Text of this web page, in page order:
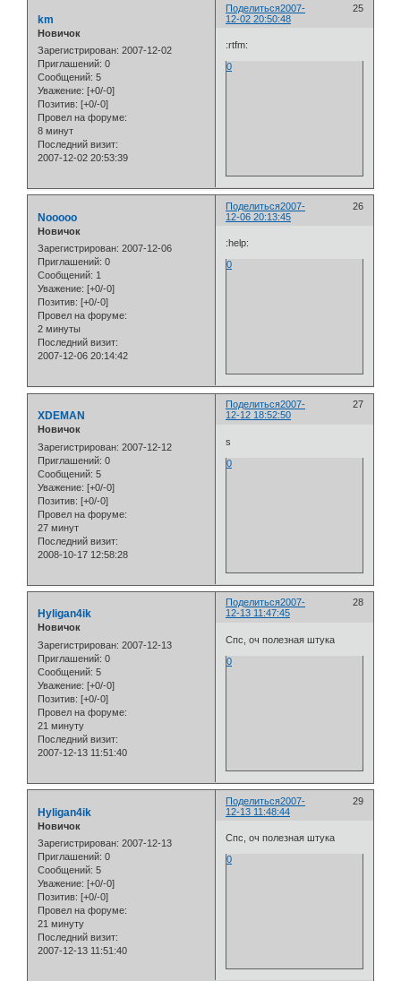
Поделиться 25
2007-
12-02 20:50:48
km
Новичок
Зарегистрирован: 2007-12-02
Приглашений: 0
Сообщений: 5
Уважение: [+0/-0]
Позитив: [+0/-0]
Провел на форуме:
8 минут
Последний визит:
2007-12-02 20:53:39
:rtfm:
0
Поделиться 26
2007-
12-06 20:13:45
Nooooo
Новичок
Зарегистрирован: 2007-12-06
Приглашений: 0
Сообщений: 1
Уважение: [+0/-0]
Позитив: [+0/-0]
Провел на форуме:
2 минуты
Последний визит:
2007-12-06 20:14:42
:help:
0
Поделиться 27
2007-
12-12 18:52:50
XDEMAN
Новичок
Зарегистрирован: 2007-12-12
Приглашений: 0
Сообщений: 5
Уважение: [+0/-0]
Позитив: [+0/-0]
Провел на форуме:
27 минут
Последний визит:
2008-10-17 12:58:28
s
0
Поделиться 28
2007-
12-13 11:47:45
Hyligan4ik
Новичок
Зарегистрирован: 2007-12-13
Приглашений: 0
Сообщений: 5
Уважение: [+0/-0]
Позитив: [+0/-0]
Провел на форуме:
21 минуту
Последний визит:
2007-12-13 11:51:40
Спс, оч полезная штука
0
Поделиться 29
2007-
12-13 11:48:44
Hyligan4ik
Новичок
Зарегистрирован: 2007-12-13
Приглашений: 0
Сообщений: 5
Уважение: [+0/-0]
Позитив: [+0/-0]
Провел на форуме:
21 минуту
Последний визит:
2007-12-13 11:51:40
Спс, оч полезная штука
0